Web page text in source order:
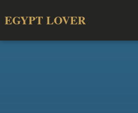
EGYPT LOVER